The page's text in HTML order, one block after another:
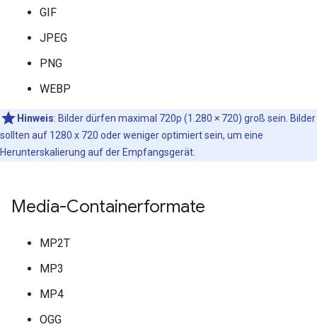
GIF
JPEG
PNG
WEBP
Hinweis: Bilder dürfen maximal 720p (1.280 × 720) groß sein. Bilder
sollten auf 1280 x 720 oder weniger optimiert sein, um eine
Herunterskalierung auf der Empfangsgerät.
Media-Containerformate
MP2T
MP3
MP4
OGG